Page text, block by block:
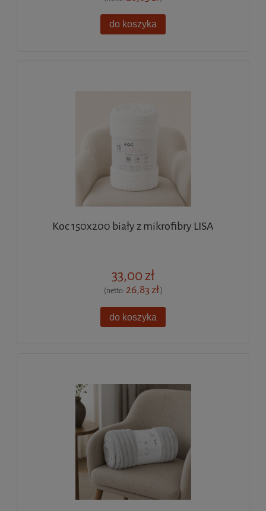
do koszyka
Koc 150x200 biały z mikrofibry LISA
33,00 zł
(netto: 26,83 zł)
do koszyka